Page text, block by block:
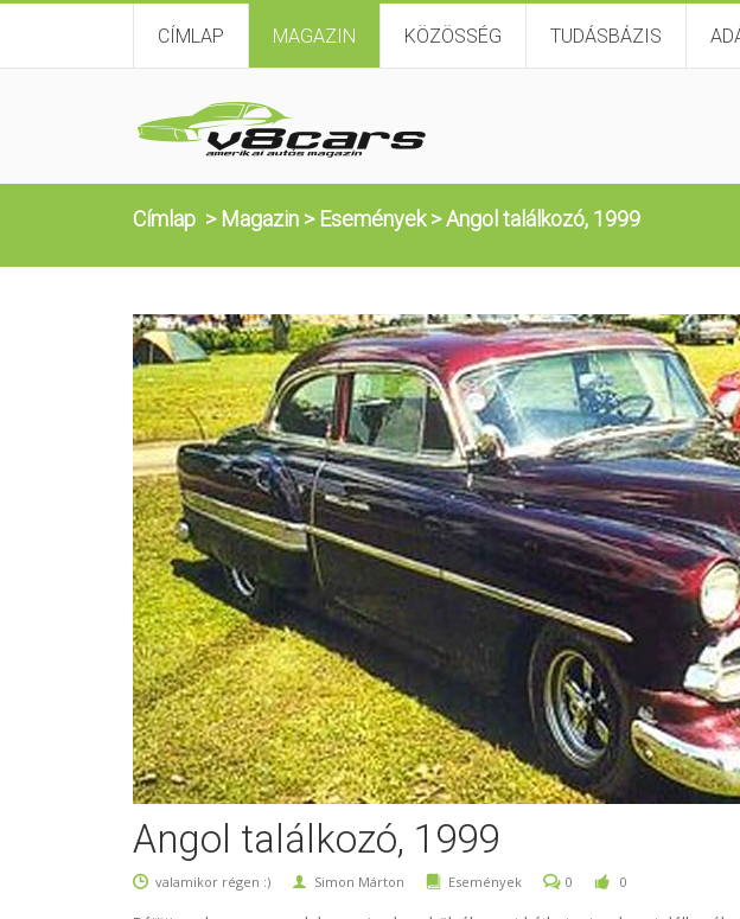
CÍMLAP MAGAZIN KÖZÖSSÉG TUDÁSBÁZIS
Címlap > Magazin > Események>Angol találkozó, 1999
Angol találkozó, 1999
valamikor régen :) Simon Márton Események 0 0